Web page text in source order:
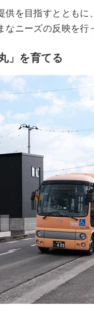
供を目指すととも
ニーズの反映を行
」を育てる